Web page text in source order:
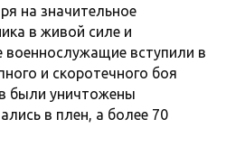
на значительное
в живой силе и
военнослужащие вступили в
и скоротечного боя
были уничтожены
в плен, а более 70